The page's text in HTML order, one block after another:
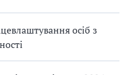
осіб з